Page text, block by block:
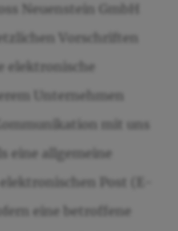
Neuenstein GmbH
Vorschriften
elektronische
Unternehmen
mit uns
eine allgemeine
Post (E-
eine betroffene